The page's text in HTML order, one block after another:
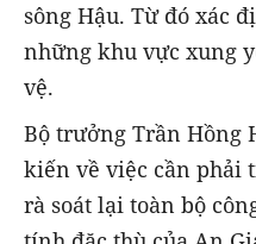
sông Hậu. Từ đó xác
những khu vực xung
vệ.
Bộ trưởng Trần Hồng
kiến về việc cần phải
rà soát lại toàn bộ